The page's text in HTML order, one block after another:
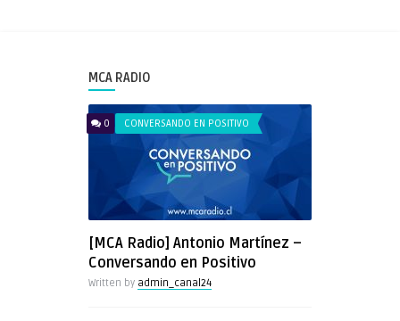
MCA RADIO
0 CONVERSANDO EN POSITIVO
[MCA Radio] Antonio Martínez –
Conversando en Positivo
Written by admin_canal24